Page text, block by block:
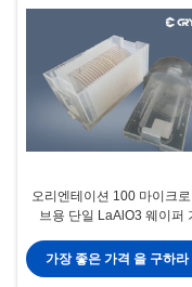
오리엔테이션 100 마이크
브용 단일 LaAlO3 웨이퍼
가장 좋은 가격 을 구하라